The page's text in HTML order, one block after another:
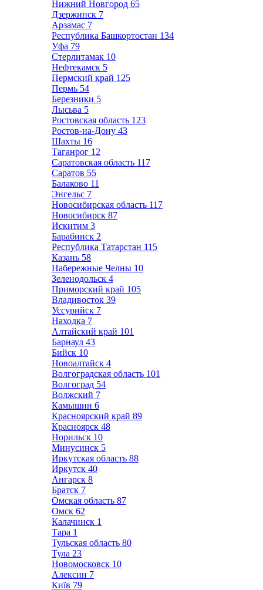
Нижний Новгород 65
Дзержинск 7
Арзамас 7
Республика Башкортостан 134
Уфа 79
Стерлитамак 10
Нефтекамск 5
Пермский край 125
Пермь 54
Березники 5
Лысьва 5
Ростовская область 123
Ростов-на-Дону 43
Шахты 16
Таганрог 12
Саратовская область 117
Саратов 55
Балаково 11
Энгельс 7
Новосибирская область 117
Новосибирск 87
Искитим 3
Барабинск 2
Республика Татарстан 115
Казань 58
Набережные Челны 10
Зеленодольск 4
Приморский край 105
Владивосток 39
Уссурийск 7
Находка 7
Алтайский край 101
Барнаул 43
Бийск 10
Новоалтайск 4
Волгоградская область 101
Волгоград 54
Волжский 7
Камышин 6
Красноярский край 89
Красноярск 48
Норильск 10
Минусинск 5
Иркутская область 88
Иркутск 40
Ангарск 8
Братск 7
Омская область 87
Омск 62
Калачинск 1
Тара 1
Тульская область 80
Тула 23
Новомосковск 10
Алексин 7
Київ 79